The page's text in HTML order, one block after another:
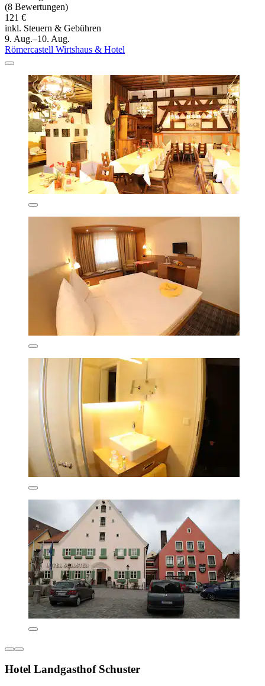
(8 Bewertungen)
121 €
inkl. Steuern & Gebühren
9. Aug.–10. Aug.
Römercastell Wirtshaus & Hotel
Hotel Landgasthof Schuster